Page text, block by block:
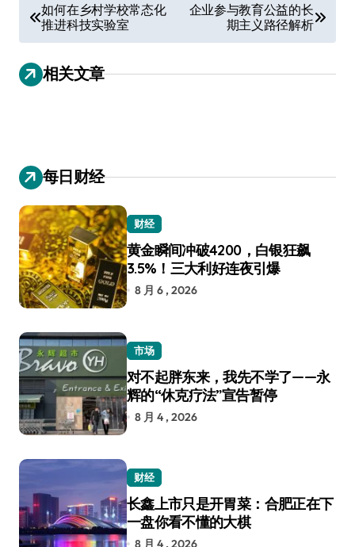
章
导
航
如何在乡村学校常态化
推进科技实验室
企业参与教育公益的长
期主义路径解析
相关文章
每日财经
财经
黄金瞬间冲破4200，白银狂飙
3.5%！三大利好连夜引爆
8 月 6 , 2026
市场
对不起胖东来，我先不学了——永
辉的“休克疗法”宣告暂停
8 月 4 , 2026
财经
长鑫上市只是开胃菜：合肥正在下
一盘你看不懂的大棋
8 月 4 , 2026